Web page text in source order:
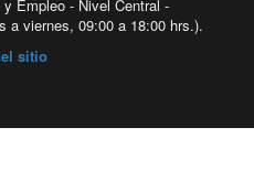
Empleo - Nivel Central -
a viernes, 09:00 a 18:00 hrs.).
sitio